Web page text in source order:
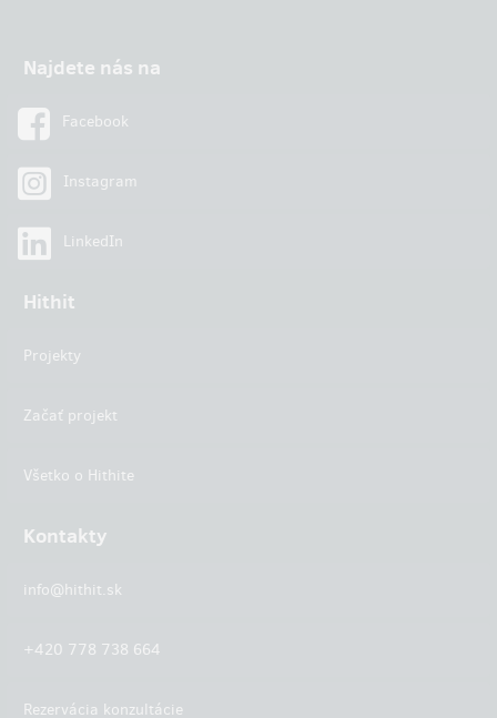
Najdete nás na
Facebook
Instagram
LinkedIn
Hithit
Projekty
Začať projekt
Všetko o Hithite
Kontakty
info@hithit.sk
+420 778 738 664
Rezervácia konzultácie